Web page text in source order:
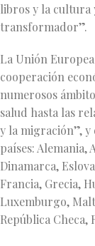
libros y la cultura
transformador”.
La Unión
cooperación
numerosos
salud hasta las
y la migración”, y
países: Alemania,
Dinamarca,
Francia, Grecia,
Luxemburgo,
República Checa,